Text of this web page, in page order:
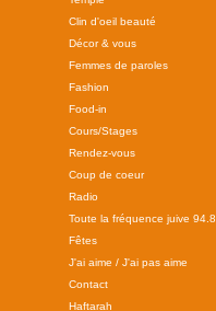
Clin d'oeil beauté
Décor & vous
Femmes de paroles
Fashion
Food-in
Cours/Stages
Rendez-vous
Coup de coeur
Radio
Toute la fréquence juive 94.8
Fêtes
J'ai aime / J'ai pas aime
Contact
Haftarah